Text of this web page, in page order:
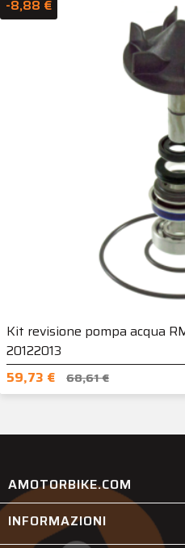
Kit revisione pompa acqua
20122013
59,73 €
68,61 €
-8,88 €
AMOTORBIKE.COM
INFORMAZIONI